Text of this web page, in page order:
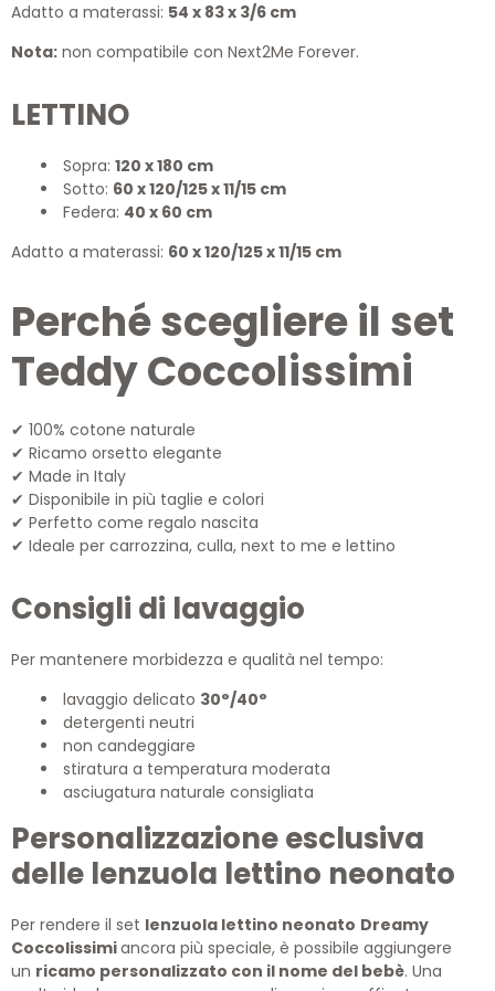
Adatto a materassi: 54 x 83 x 3/6 cm
Nota: non compatibile con Next2Me Forever.
LETTINO
Sopra: 120 x 180 cm
Sotto: 60 x 120/125 x 11/15 cm
Federa: 40 x 60 cm
Adatto a materassi: 60 x 120/125 x 11/15 cm
Perché scegliere il set
Teddy Coccolissimi
✔ 100% cotone naturale
✔ Ricamo orsetto elegante
✔ Made in Italy
✔ Disponibile in più taglie e colori
✔ Perfetto come regalo nascita
✔ Ideale per carrozzina, culla, next to me e lettino
Consigli di lavaggio
Per mantenere morbidezza e qualità nel tempo:
lavaggio delicato 30°/40°
detergenti neutri
non candeggiare
stiratura a temperatura moderata
asciugatura naturale consigliata
Personalizzazione esclusiva
delle lenzuola lettino neonato
Per rendere il set lenzuola lettino neonato Dreamy
Coccolissimiancora più speciale, è possibile aggiungere
un ricamo personalizzato con il nome del bebè. Una